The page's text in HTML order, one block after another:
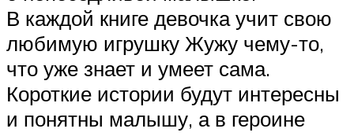
В каждой книге девочка учит свою
любимую игрушку Жужу чему-то,
что уже знает и умеет сама.
Короткие истории будут интересны
и понятны малышу, а в героине